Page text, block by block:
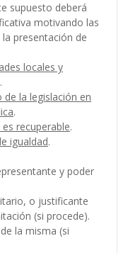
supuesto deberá
motivando las
presentación de
locales y
.
la legislación en
.
recuperable.
igualdad.
y poder
o justificante
(si procede).
la misma (si